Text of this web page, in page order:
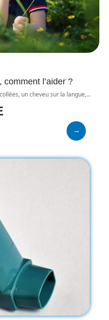
l’aider ?
un cheveu sur la langue,…